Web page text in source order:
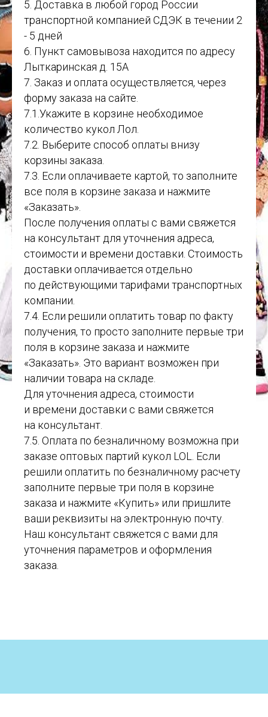
5. Доставка в любой город России
транспортной компанией СДЭК в течении 2
- 5 дней
6. Пункт самовывоза находится по адресу
Лыткаринская д. 15А
7. Заказ и оплата осуществляется, через
форму заказа на сайте.
7.1.Укажите в корзине необходимое
количество кукол Лол.
7.2. Выберите способ оплаты внизу
корзины заказа.
7.3. Если оплачиваете картой, то заполните
все поля в корзине заказа и нажмите
«Заказать».
После получения оплаты с вами свяжется
на консультант для уточнения адреса,
стоимости и времени доставки. Стоимость
доставки оплачивается отдельно
по действующими тарифами транспортных
компании.
7.4. Если решили оплатить товар по факту
получения, то просто заполните первые три
поля в корзине заказа и нажмите
«Заказать». Это вариант возможен при
наличии товара на складе.
Для уточнения адреса, стоимости
и времени доставки с вами свяжется
на консультант.
7.5. Оплата по безналичному возможна при
заказе оптовых партий кукол LOL. Если
решили оплатить по безналичному расчету
заполните первые три поля в корзине
заказа и нажмите «Купить» или пришлите
ваши реквизиты на электронную почту.
Наш консультант свяжется с вами для
уточнения параметров и оформления
заказа.